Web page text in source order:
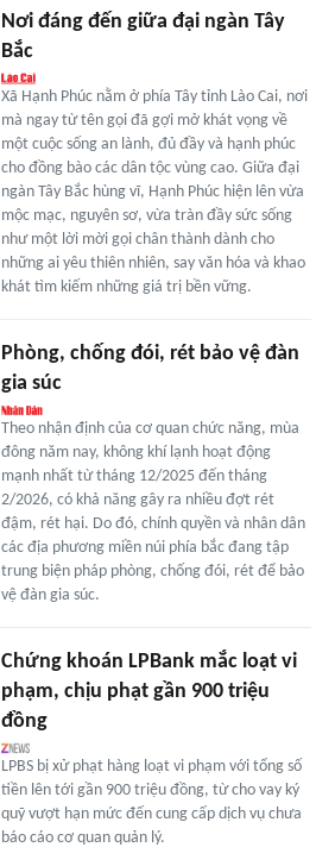
Nơi đáng đến giữa đại ngàn Tây
Bắc
Xã Hạnh Phúc nằm ở phía Tây tỉnh Lào Cai, nơi
mà ngay từ tên gọi đã gợi mở khát vọng về
một cuộc sống an lành, đủ đầy và hạnh phúc
cho đồng bào các dân tộc vùng cao. Giữa đại
ngàn Tây Bắc hùng vĩ, Hạnh Phúc hiện lên vừa
mộc mạc, nguyên sơ, vừa tràn đầy sức sống
như một lời mời gọi chân thành dành cho
những ai yêu thiên nhiên, say văn hóa và khao
khát tìm kiếm những giá trị bền vững.
Phòng, chống đói, rét bảo vệ đàn
gia súc
Theo nhận định của cơ quan chức năng, mùa
đông năm nay, không khí lạnh hoạt động
mạnh nhất từ tháng 12/2025 đến tháng
2/2026, có khả năng gây ra nhiều đợt rét
đậm, rét hại. Do đó, chính quyền và nhân dân
các địa phương miền núi phía bắc đang tập
trung biện pháp phòng, chống đói, rét để bảo
vệ đàn gia súc.
Chứng khoán LPBank mắc loạt vi
phạm, chịu phạt gần 900 triệu
đồng
LPBS bị xử phạt hàng loạt vi phạm với tổng số
tiền lên tới gần 900 triệu đồng, từ cho vay ký
quỹ vượt hạn mức đến cung cấp dịch vụ chưa
báo cáo cơ quan quản lý.